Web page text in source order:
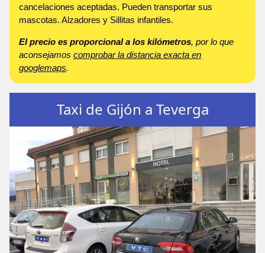
cancelaciones aceptadas. Pueden transportar sus
mascotas. Alzadores y Sillitas infantiles.
El precio es proporcional a los kilómetros, por lo que
aconsejamos comprobar la distancia exacta en
googlemaps.
Taxi de Gijón a Teverga